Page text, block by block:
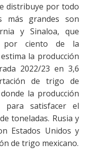
distribuye por todo
más grandes son
y Sinaloa, que
por ciento de la
la producción
2022/23 en 3,6
de trigo de
la producción
satisfacer el
toneladas. Rusia y
Estados Unidos y
de trigo mexicano.